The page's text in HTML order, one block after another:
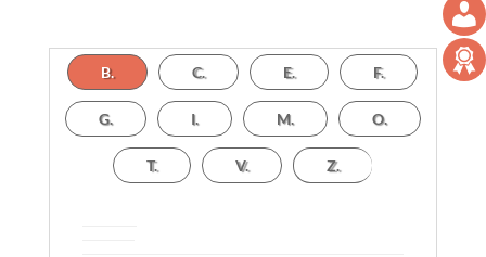
B. C. E. F.
G. I. M. O.
T. V. Z.